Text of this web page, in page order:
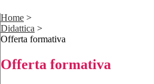
Home >
Didattica >
Offerta formativa
Offerta formativa